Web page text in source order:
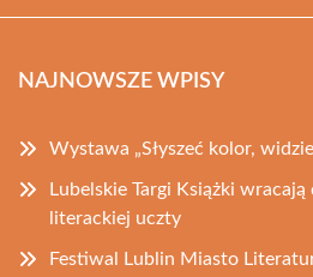
NAJNOWSZE WPISY
Wystawa „Słyszeć kolor,
Lubelskie Targi Książki
literackiej uczty
Festiwal Lublin Miasto